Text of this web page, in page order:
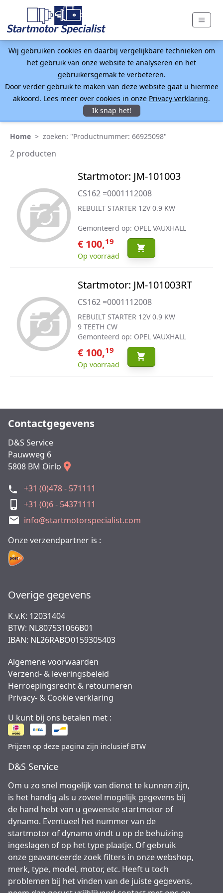
Wij gebruiken cookies en daarbij vergelijkbare technieken om
het gebruik van onze website te analyseren en het
gebruikersgemak te verbeteren.
Door verder gebruik te maken van deze website gaat u hiermee
akkoord. Lees meer over cookies in onze Privacy verklaring.
Ik snap het!
Home > zoeken: "Productnummer: 66925098"
2 producten
Startmotor: JM-101003
CS162 =0001112008
REBUILT STARTER 12V 0.9 KW
Gemonteerd op: OPEL VAUXHALL
€ 100,19
Op voorraad
Startmotor: JM-101003RT
CS162 =0001112008
REBUILT STARTER 12V 0.9 KW
9 TEETH CW
Gemonteerd op: OPEL VAUXHALL
€ 100,19
Op voorraad
Contactgegevens
D&S Service
Pauwweg 6
5808 BM Oirlo
+31 (0)478 - 571111
+31 (0)6 - 54371111
info@startmotorspecialist.com
Onze verzendpartner is :
Overige gegevens
K.v.K: 12031404
BTW: NL807531066B01
IBAN: NL26RABO0159305403
Algemene voorwaarden
Verzend- & leveringsbeleid
Herroepingsrecht & retourneren
Privacy- & Cookie verklaring
U kunt bij ons betalen met :
Prijzen op deze pagina zijn inclusief BTW
D&S Service
Om u zo snel mogelijk van dienst te kunnen zijn,
is het handig als u zoveel mogelijk gegevens bij
de hand hebt van u gewenste startmotor of
dynamo. Eventueel het nummer van de
startmotor of dynamo vindt u op de behuizing
ingeslagen of op het type plaatje. Of gebruik
onze geavanceerde zoek filters in onze webshop,
merk, type, model, motor, etc. Heeft u toch
problemen bij het vinden van de juiste gegevens,